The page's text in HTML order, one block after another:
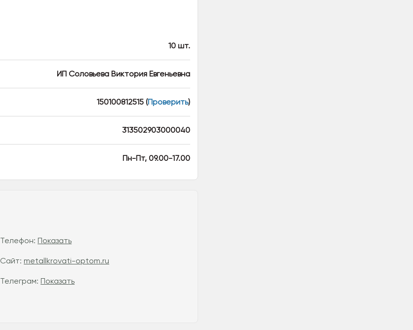
10 шт.
ИП Соловьева Виктория Евгеньевна
150100812515(Проверить)
313502903000040
Пн-Пт, 09.00-17.00
Телефон: Показать
Сайт: metallkrovati-optom.ru
Телеграм: Показать